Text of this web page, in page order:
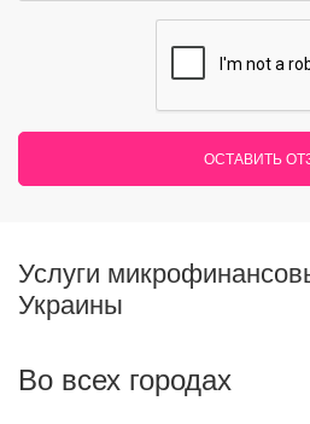
ОСТАВИТЬ
Услуги
Украины
Во всех городах